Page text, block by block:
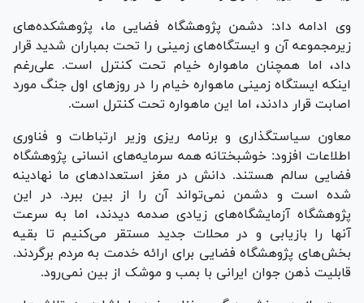
وی ادامه داد: دشمن پژوهشگاه فضایی ما، پژوهشکده‌های
زیرمجموعه آن و ایستگاه‌های زمینی را تحت بمباران شدید قرار
داد، اما همچنان ماهواره خیام تحت کنترل است. علی‌رغم
اینکه ایستگاه زمینی ماهواره خیام را در روز‌های اول جنگ مورد
اصابت قرار دادند، اما این ماهواره تحت کنترل است.
معاون سیاستگذاری و برنامه ریزی وزیر ارتباطات و فناوری
اطلاعات افزود: خوشبختانه همه سرمایه‌های انسانی پژوهشگاه
فضایی سالم هستند. دانش در مغز استعداد‌های ما نهادینه
شده است و دشمن نمی‌تواند آن را از بین ببرد. در این
پژوهشگاه آزمایشگاه‌های زیادی صدمه دیدند، اما به سرعت
آنها را بازیابی و در محلات جدید مستقر می‌کنیم تا بقیه
بخش‌های پژوهشگاه فضایی برای ارائه خدمت به مردم برگردند.
قابلیت ذهن جوان ایرانی با بمب و موشک از بین نمی‌رود.